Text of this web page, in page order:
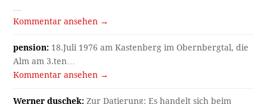
…
Kommentar ansehen →
pension: 18.Juli 1976 am Kastenberg im Obernbergtal, die
Alm am 3.ten…
Kommentar ansehen →
Werner duschek: Zur Datierung: Es handelt sich beim